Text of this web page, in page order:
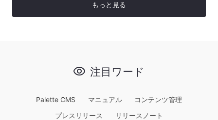
もっと見る
注目ワード
Palette CMS マニュアル
コンテンツ管理
プレスリリース
リリースノート